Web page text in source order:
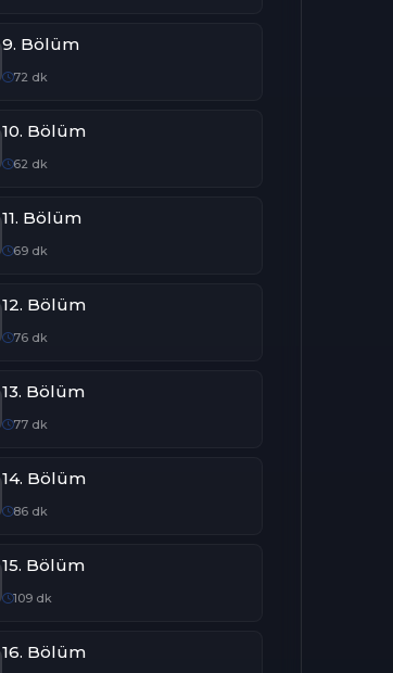
9. Bölüm
72 dk
10. Bölüm
62 dk
11. Bölüm
69 dk
12. Bölüm
76 dk
13. Bölüm
77 dk
14. Bölüm
86 dk
15. Bölüm
109 dk
16. Bölüm